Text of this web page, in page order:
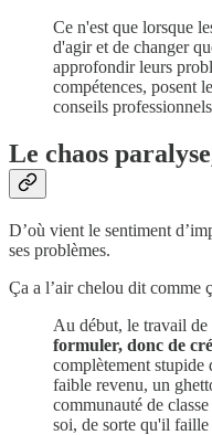
Ce n'est que lorsque
d'agir et de changer
approfondir leurs
compétences, posent
conseils
Le chaos
D’où vient le sentiment
ses problèmes.
Ça a l’air chelou dit comme
Au début, le travail de
formuler, donc de
complètement stupide
faible revenu, un
communauté de
soi, de sorte qu'il faille